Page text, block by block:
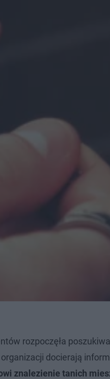
rozpoczęła
docierają
znalezienie tanich